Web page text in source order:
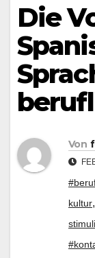
Die
Von
kultur,